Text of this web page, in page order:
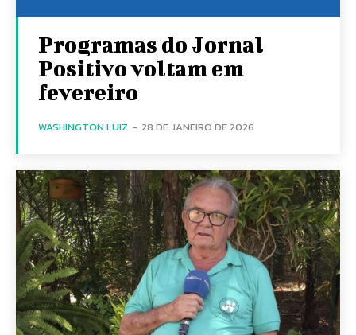
Programas do Jornal
Positivo voltam em
fevereiro
WASHINGTON LUIZ - 28 DE JANEIRO DE 2026